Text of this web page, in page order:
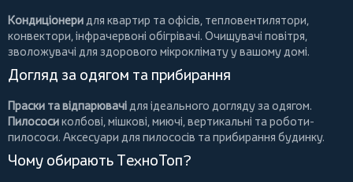
Кондиціонеридля квартир та офісів, тепловентилятори,
конвектори,інфрачервоні обігрівачі. Очищувачі повітря,
зволожувачі для здорового мікроклімату у вашому домі.
Догляд за одягом та прибирання
Праски та відпарювачідля ідеального догляду за одягом.
Пилососиколбові,мішкові,миючі,вертикальні тароботи-
пилососи. Аксесуари для пилососів та прибирання будинку.
Чому обирають ТехноТоп?